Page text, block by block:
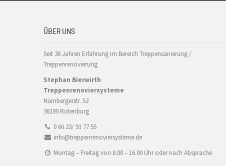
ÜBER UNS
Seit 36 Jahren Erfahrung im Bereich Treppensanierung /
Treppenrenovierung
Stephan Bierwirth
Treppenrenoviersysteme
Nürnbergerstr. 52
36199 Rotenburg
0 66 23/ 91 77 55
info@treppenrenoviersysteme.de
Montag – Freitag von 8.00 – 16.00 Uhr oder nach Absprache